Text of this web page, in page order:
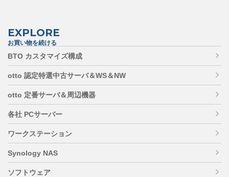
EXPLORE
お買い物を続ける
BTO カスタマイズ構成
otto 認定特選中古サーバ＆WS＆NW
otto 定番サーバ＆周辺機器
各社 PCサーバー
ワークステーション
Synology NAS
ソフトウェア